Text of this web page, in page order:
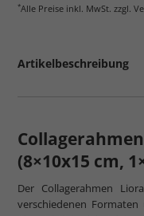
*Alle Preise inkl. MwSt. zzgl.
Artikelbeschreibung
(8×10x15 cm,
Der Collagerahmen
verschiedenen